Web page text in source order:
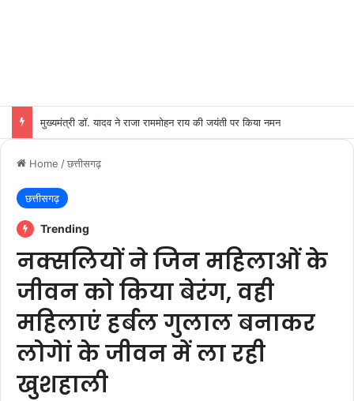
मुख्यमंत्री डॉ. यादव ने राजा राममोहन राय की जयंती पर किया नमन
Home /छत्तीसगढ़
छत्तीसगढ़
Trending
नक्सलियों ने जिन महिलाओं के
जीवन को किया बेरंग, वही
महिलाएं हर्बल गुलाल बनाकर
लोगेां के जीवन में ला रही
खुशहाली